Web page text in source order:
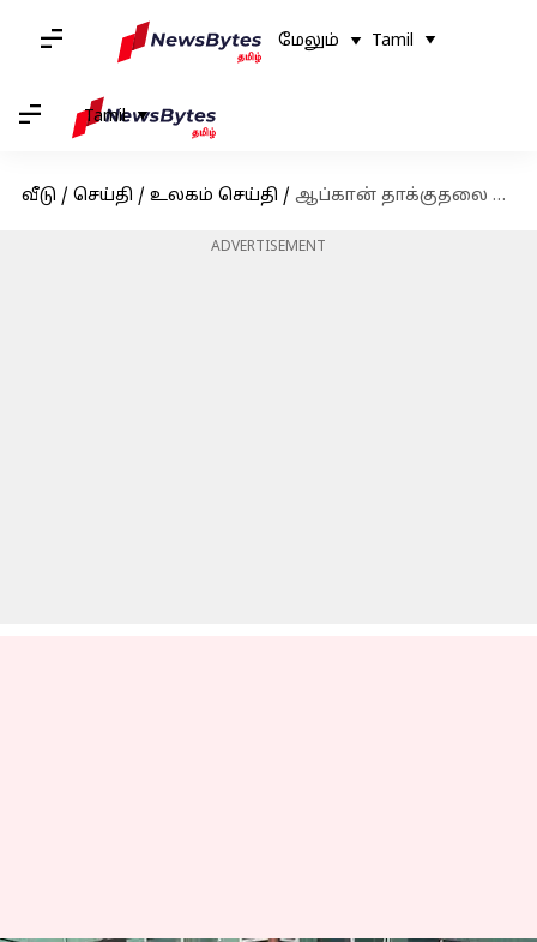
மேலும் Tamil
Tamil
வீடு / செய்தி / உலகம் செய்தி / ஆப்கான் தாக்குதலை தாக்குப்பிடிக்க முடியாமல் பேண்ட்டை விட்டுவிட்டு ஓடிய பாகிஸ்தான் ராணுவ வீரர்கள்? வைரலாகும் காணொளி
ADVERTISEMENT